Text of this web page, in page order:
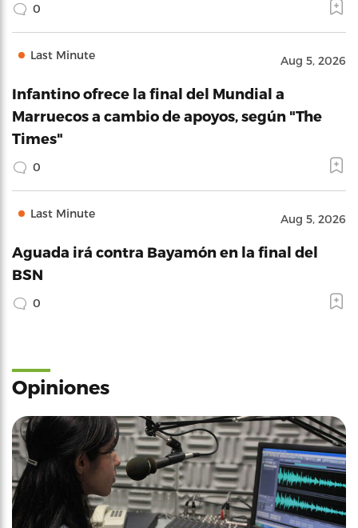
0
Last Minute Aug 5, 2026
Infantino ofrece la final del Mundial a
Marruecos a cambio de apoyos, según "The
Times"
0
Last Minute Aug 5, 2026
Aguada irá contra Bayamón en la final del
BSN
0
Opiniones